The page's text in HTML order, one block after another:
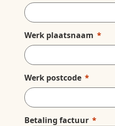
Werk plaatsnaam
Werk postcode
Betaling factuur